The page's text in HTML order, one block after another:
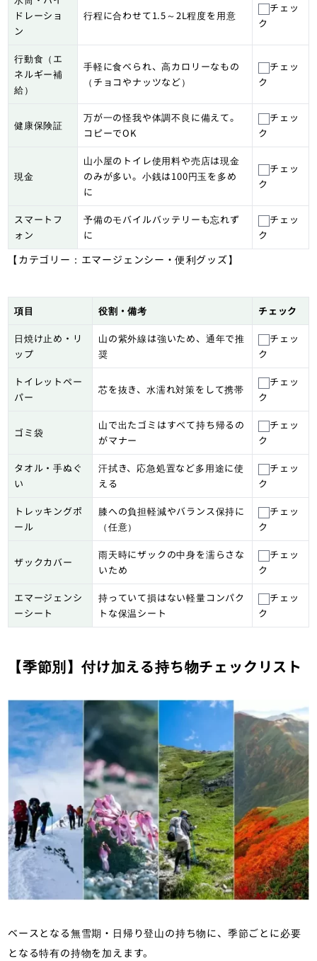
ドレーショ
ン
行程に合わせて1.5～2L程度を用意
チェッ
ク
行動食（エ
ネルギー補
給）
手軽に食べられ、高カロリーなもの
（チョコやナッツなど）
チェッ
ク
健康保険証
万が一の怪我や体調不良に備えて。
コピーでOK
チェッ
ク
現金
山小屋のトイレ使用料や売店は現金
のみが多い。小銭は100円玉を多め
に
チェッ
ク
スマートフ
ォン
予備のモバイルバッテリーも忘れず
に
チェッ
ク
【カテゴリー：エマージェンシー・便利グッズ】
項目 役割・備考 チェック
日焼け止め・リ
ップ
山の紫外線は強いため、通年で推
奨
チェッ
ク
トイレットペー
パー
芯を抜き、水濡れ対策をして携帯
チェッ
ク
ゴミ袋
山で出たゴミはすべて持ち帰るの
がマナー
チェッ
ク
タオル・手ぬぐ
い
汗拭き、応急処置など多用途に使
える
チェッ
ク
トレッキングポ
ール
膝への負担軽減やバランス保持に
（任意）
チェッ
ク
ザックカバー
雨天時にザックの中身を濡らさな
いため
チェッ
ク
エマージェンシ
ーシート
持っていて損はない軽量コンパク
トな保温シート
チェッ
ク
【季節別】付け加える持ち物チェックリスト
ベースとなる無雪期・日帰り登山の持ち物に、季節ごとに必要
となる特有の持物を加えます。